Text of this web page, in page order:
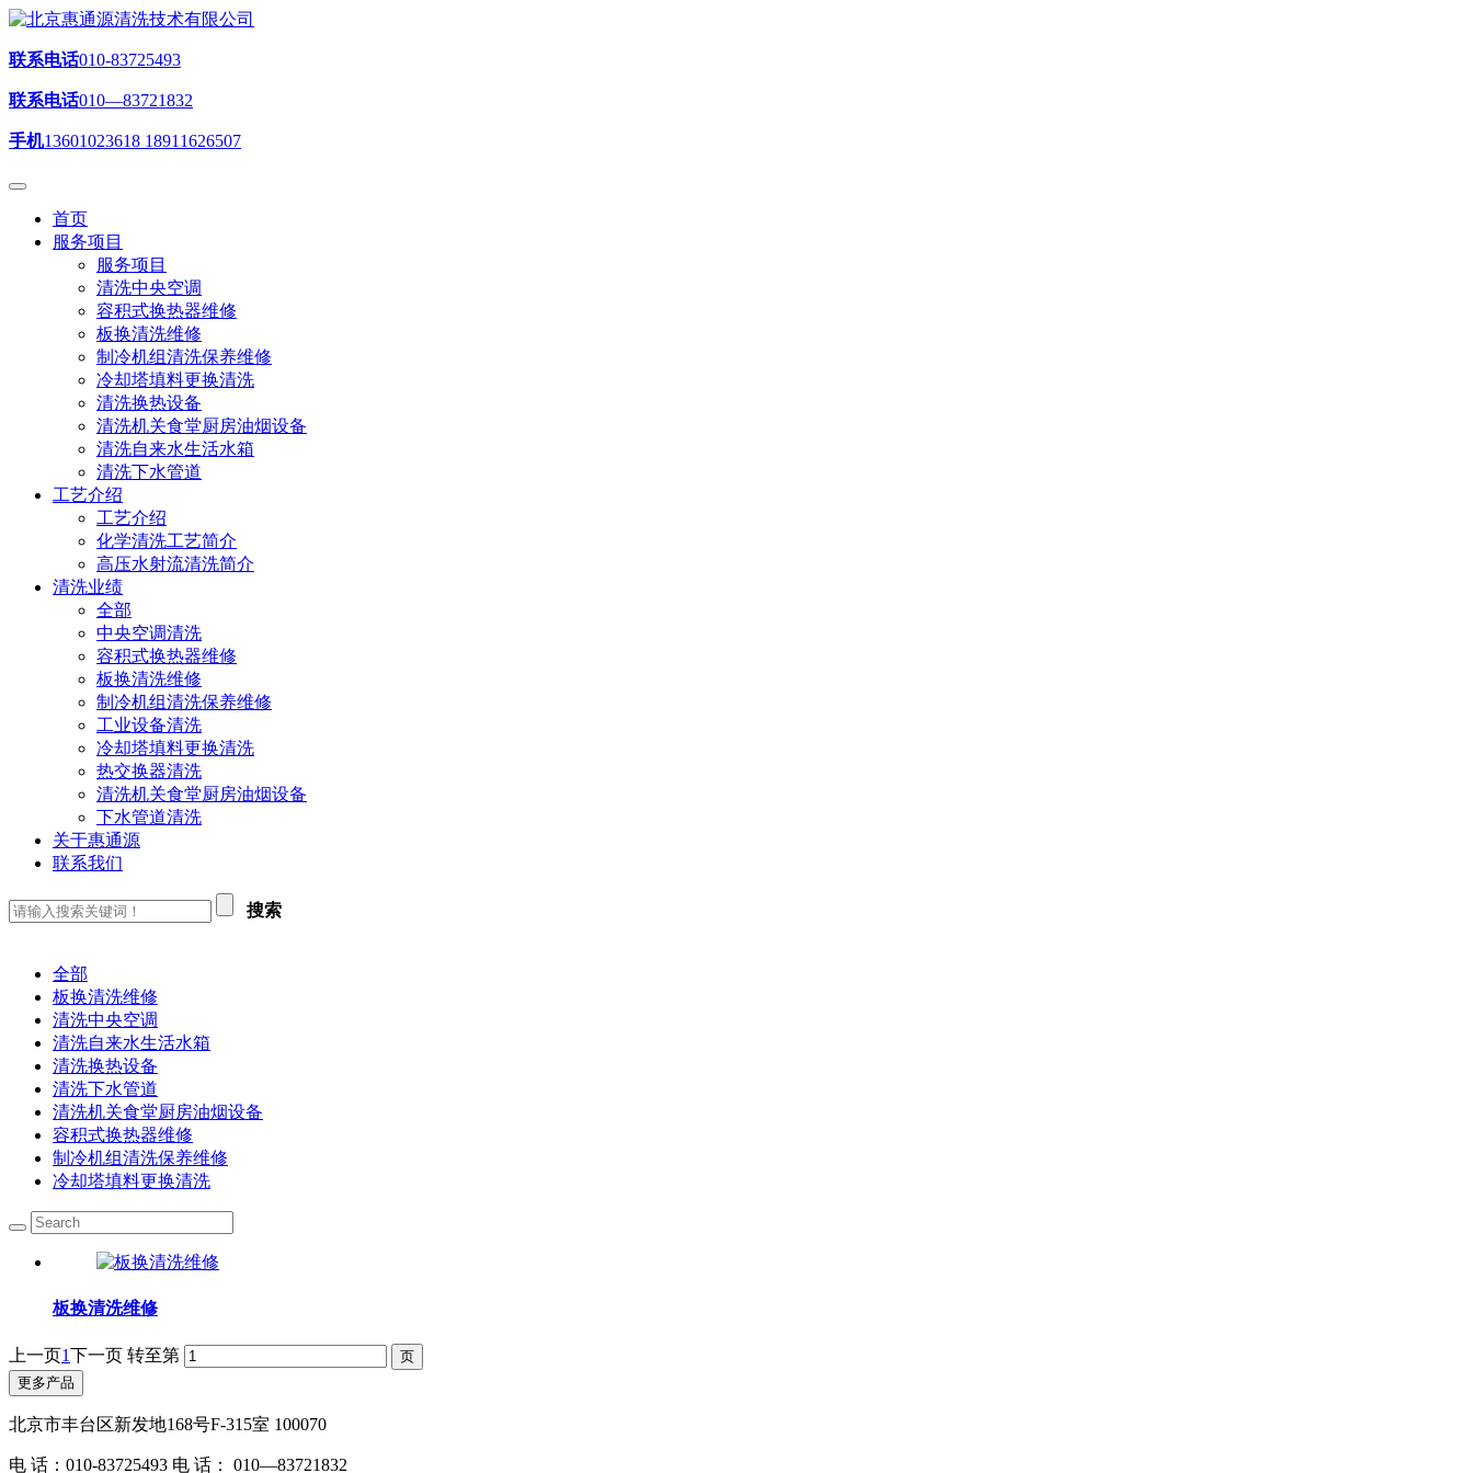
联系电话010-83725493
联系电话010—83721832
手机13601023618 18911626507
首页
服务项目
服务项目
清洗中央空调
容积式换热器维修
板换清洗维修
制冷机组清洗保养维修
冷却塔填料更换清洗
清洗换热设备
清洗机关食堂厨房油烟设备
清洗自来水生活水箱
清洗下水管道
工艺介绍
工艺介绍
化学清洗工艺简介
高压水射流清洗简介
清洗业绩
全部
中央空调清洗
容积式换热器维修
板换清洗维修
制冷机组清洗保养维修
工业设备清洗
冷却塔填料更换清洗
热交换器清洗
清洗机关食堂厨房油烟设备
下水管道清洗
关于惠通源
联系我们
搜索
全部
板换清洗维修
清洗中央空调
清洗自来水生活水箱
清洗换热设备
清洗下水管道
清洗机关食堂厨房油烟设备
容积式换热器维修
制冷机组清洗保养维修
冷却塔填料更换清洗
板换清洗维修
上一页1下一页 转至第
更多产品
北京市丰台区新发地168号F-315室 100070
电 话：010-83725493 电 话： 010—83721832